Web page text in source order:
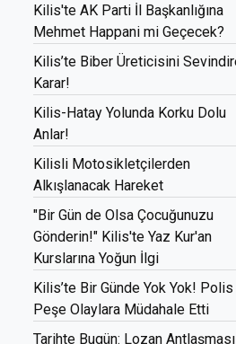
Kilis'te AK Parti İl Başkanlığına
Mehmet Happani mi Geçecek?
Kilis’te Biber Üreticisini
Karar!
Kilis-Hatay Yolunda Korku Dolu
Anlar!
Kilisli Motosikletçilerden
Alkışlanacak Hareket
"Bir Gün de Olsa Çocuğunuzu
Gönderin!" Kilis'te Yaz Kur'an
Kurslarına Yoğun İlgi
Kilis’te Bir Günde Yok Yok!
Peşe Olaylara Müdahale Etti
Tarihte Bugün: Lozan Antlaşması